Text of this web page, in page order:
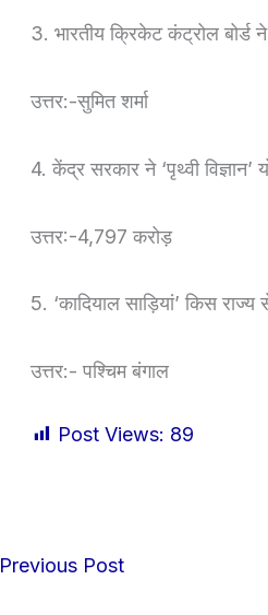
3. भारतीय क्रिकेट कंट्रोल बोर्ड
उत्तर:-सुमित शर्मा
4. केंद्र सरकार ने ‘पृथ्वी
उत्तर:-4,797 करोड़
5. ‘कादियाल साड़ियां’ किस
उत्तर:- पश्चिम बंगाल
Post Views: 89
Previous Post